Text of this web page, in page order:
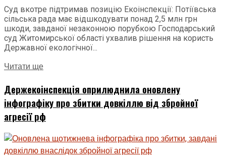
Суд вкотре підтримав позицію Екоінспекції: Потіївська
сільська рада має відшкодувати понад 2,5 млн грн
шкоди, завданої незаконною порубкою Господарський
суд Житомирської області ухвалив рішення на користь
Державної екологічної...
Читати ще
Держекоінспекція оприлюднила оновлену
інфографіку про збитки довкіллю від збройної
агресії рф